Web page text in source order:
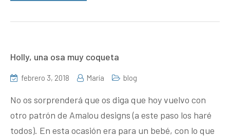
Holly, una osa muy coqueta
febrero 3, 2018 María blog
No os sorprenderá que os diga que hoy vuelvo con
otro patrón de Amalou designs (a este paso los haré
todos). En esta ocasión era para un bebé, con lo que